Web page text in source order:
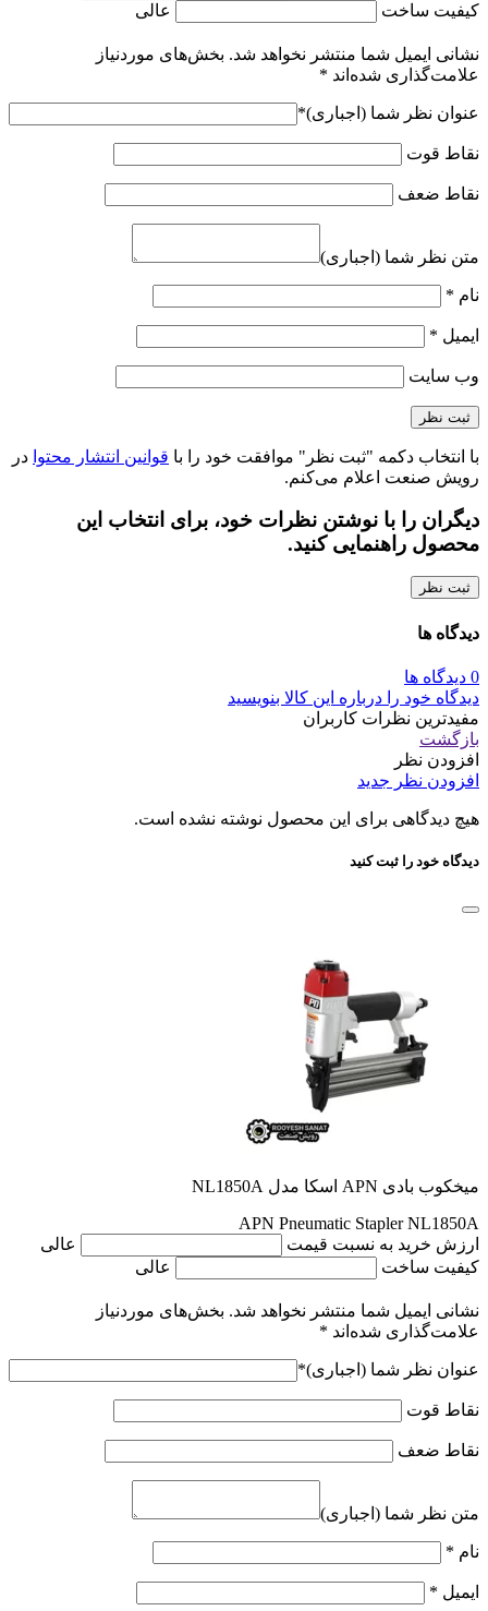
کیفیت ساخت
عالی
نشانی ایمیل شما منتشر نخواهد شد. بخش‌های موردنیاز
علامت‌گذاری شده‌اند *
عنوان نظر شما (اجباری)*
نقاط قوت
نقاط ضعف
متن نظر شما (اجباری)
نام *
ایمیل *
وب‌ سایت
با انتخاب دکمه "ثبت نظر" موافقت خود را با قوانین انتشار محتوا در
رویش صنعت اعلام می‌کنم.
دیگران را با نوشتن نظرات خود، برای انتخاب این
محصول راهنمایی کنید.
ثبت نظر
دیدگاه ها
0 دیدگاه ها
دیدگاه خود را درباره این کالا بنویسید
مفیدترین نظرات کاربران
بازگشت
افزودن نظر
افزودن نظر جدید
هیچ دیدگاهی برای این محصول نوشته نشده است.
دیدگاه خود را ثبت کنید
میخکوب بادی APN اسکا مدل NL1850A
APN Pneumatic Stapler NL1850A
ارزش خرید به نسبت قیمت
عالی
کیفیت ساخت
عالی
نشانی ایمیل شما منتشر نخواهد شد. بخش‌های موردنیاز
علامت‌گذاری شده‌اند *
عنوان نظر شما (اجباری)*
نقاط قوت
نقاط ضعف
متن نظر شما (اجباری)
نام *
ایمیل *